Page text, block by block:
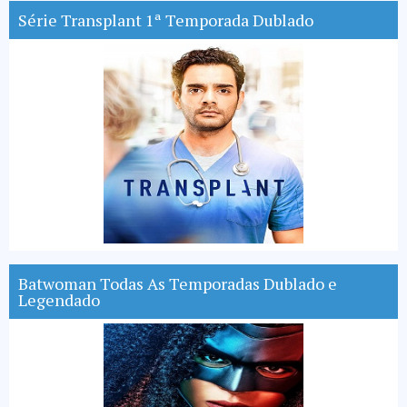
Série Transplant 1ª Temporada Dublado
Batwoman Todas As Temporadas Dublado e
Legendado